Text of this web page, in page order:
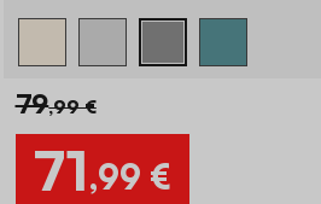
79,99 €
71,99 €